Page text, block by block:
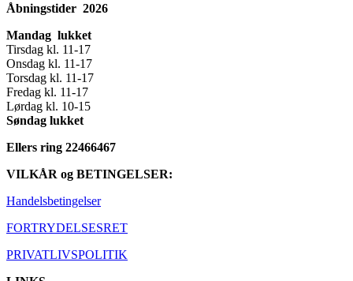
Åbningstider 2026
Mandag lukket
Tirsdag kl. 11-17
Onsdag kl. 11-17
Torsdag kl. 11-17
Fredag kl. 11-17
Lørdag kl. 10-15
Søndag lukket
Ellers ring 22466467
VILKÅR og BETINGELSER:
Handelsbetingelser
FORTRYDELSESRET
PRIVATLIVSPOLITIK